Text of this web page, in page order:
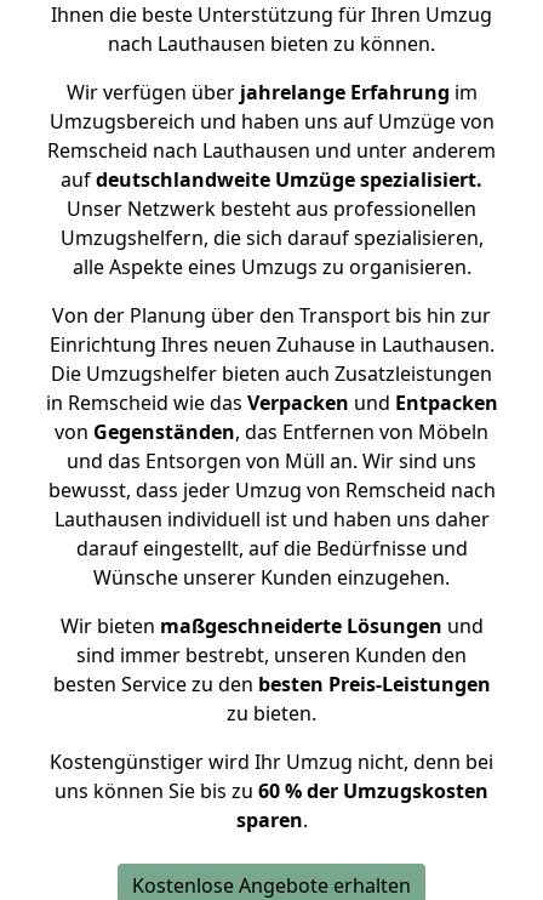
Ihnen die beste Unterstützung für Ihren Umzug
nach Lauthausen bieten zu können.
Wir verfügen überjahrelange Erfahrung im
Umzugsbereich und haben uns auf Umzüge von
Remscheid nach Lauthausen und unter anderem
aufdeutschlandweite Umzüge spezialisiert.
Unser Netzwerk besteht aus professionellen
Umzugshelfern, die sich darauf spezialisieren,
alle Aspekte eines Umzugs zu organisieren.
Von der Planung über den Transport bis hin zur
Einrichtung Ihres neuen Zuhause in Lauthausen.
Die Umzugshelfer bieten auch Zusatzleistungen
in Remscheid wie das Verpacken und Entpacken
von Gegenständen, das Entfernen von Möbeln
und das Entsorgen von Müll an. Wir sind uns
bewusst, dass jeder Umzug von Remscheid nach
Lauthausen individuell ist und haben uns daher
darauf eingestellt, auf die Bedürfnisse und
Wünsche unserer Kunden einzugehen.
Wir bieten maßgeschneiderte Lösungen und
sind immer bestrebt, unseren Kunden den
besten Service zu den besten Preis-Leistungen
zu bieten.
Kostengünstiger wird Ihr Umzug nicht, denn bei
uns können Sie bis zu 60 % der Umzugskosten
sparen.
Kostenlose Angebote erhalten